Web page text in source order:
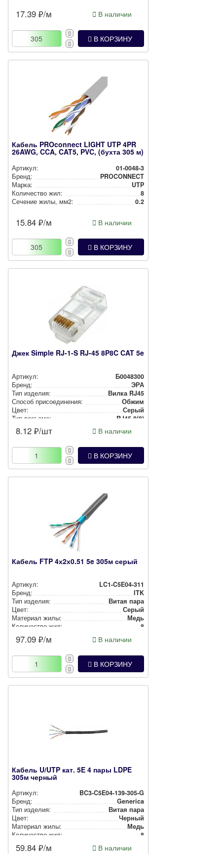
17.39 ₽/м В наличии
В КОРЗИНУ
Кабель PROconnect LIGHT UTP 4PR
26AWG, CCA, CAT5, PVC, (бухта 305 м)
Артикул:
01-0048-3
Бренд:
PROCONNECT
Марка:
UTP
Количество жил:
8
Сечение жилы, мм2:
0.2
15.84 ₽/м В наличии
В КОРЗИНУ
Джек Simple RJ-1-S RJ-45 8P8C CAT 5e
Артикул:
Б0048300
Бренд:
ЭРА
Тип изделия:
Вилка RJ45
Способ при­со­еди­не­ния:
Обжим
Цвет:
Серый
Тип разъема:
RJ45 8(8)
8.12 ₽/шт В наличии
В КОРЗИНУ
Кабель FTP 4х2х0.51 5e 305м серый
Артикул:
LC1-C5E04-311
Бренд:
ITK
Тип изделия:
Витая пара
Цвет:
Серый
Материал жилы:
Медь
Количество жил:
8
Сечение жилы, мм2:
97.09 ₽/м В наличии
В КОРЗИНУ
Кабель U/UTP кат. 5E 4 пары LDPE
305м черный
Артикул:
BC3-C5E04-139-305-G
Бренд:
Generica
Тип изделия:
Витая пара
Цвет:
Черный
Материал жилы:
Медь
Количество жил:
8
59.84 ₽/м В наличии